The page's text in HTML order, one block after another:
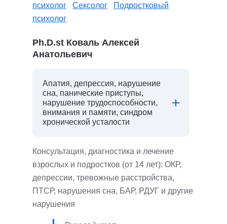
психолог
Сексолог
Подростковый
психолог
Ph.D.st Коваль Алексей
Анатольевич
Апатия, депрессия, нарушение
сна, панические приступы,
нарушение трудоспособности,
внимания и памяти, синдром
хронической усталости
Консультация, диагностика и лечение
взрослых и подростков (от 14 лет): ОКР,
депрессии, тревожные расстройства,
ПТСР, нарушения сна, БАР, РДУГ и другие
нарушения